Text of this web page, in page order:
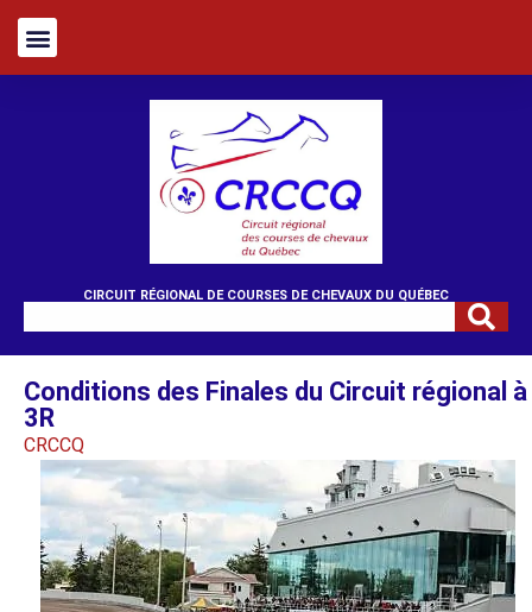
CIRCUIT RÉGIONAL DE COURSES DE CHEVAUX DU QUÉBEC
Conditions des Finales du Circuit régional à
3R
CRCCQ